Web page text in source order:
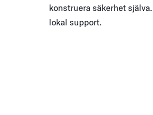
konstruera säkerhet
lokal support.